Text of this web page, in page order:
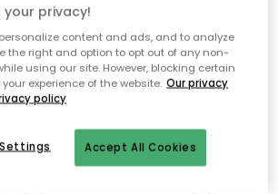
inte sidan du
söker
att sidan inte längre finns eller att den har
ursäkt för besväret. I menyn ovan kan du
nytt, eller besöka en av våra populära
privacy!
content and ads, and to analyze
the right and option to opt out of any non-
using our site. However, blocking certain
experience of the website. Our privacy
policy
Accept All Cookies